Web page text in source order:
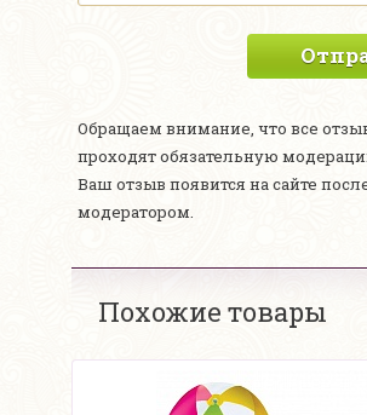
Обращаем внимание, что все
проходят обязательную
Ваш отзыв появится на сайте
модератором.
Похожие товары